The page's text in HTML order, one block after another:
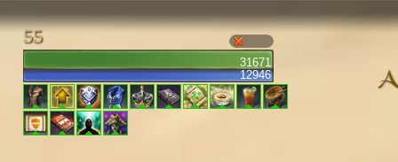
31671
12946
55